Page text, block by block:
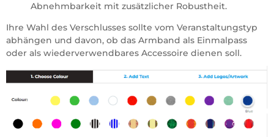
Abnehmbarkeit mit zusätzlicher Robustheit.
Ihre Wahl des Verschlusses sollte vom Veranstaltungstyp
abhängen und davon, ob das Armband als Einmalpass
oder als wiederverwendbares Accessoire dienen soll.